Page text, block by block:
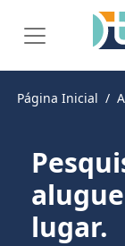
Página Inicial
lugar.